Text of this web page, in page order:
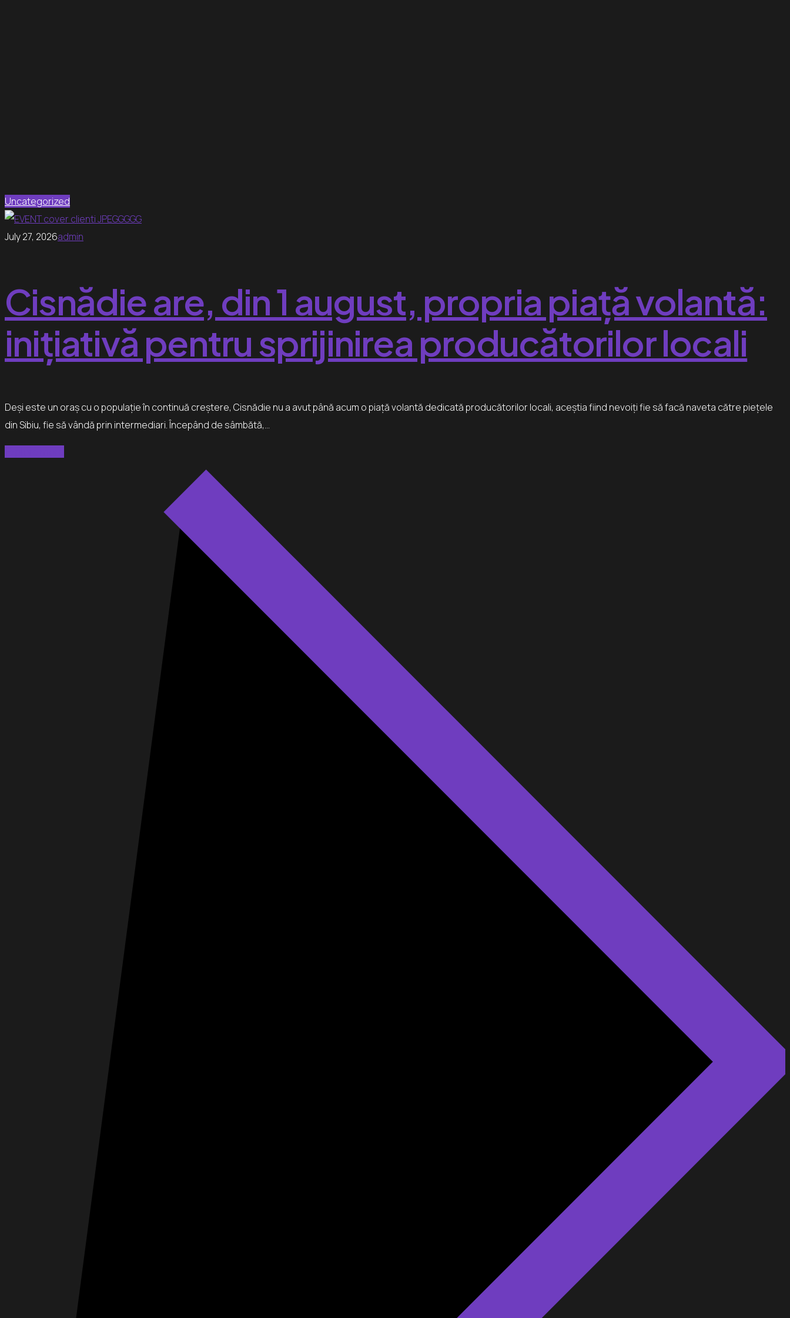
Uncategorized
July 27, 2026admin
Cisnădie are, din 1 august, propria piață volantă:
inițiativă pentru sprijinirea producătorilor locali
Deși este un oraș cu o populație în continuă creștere, Cisnădie nu a avut până acum o piață volantă dedicată producătorilor locali, aceștia fiind nevoiți fie să facă naveta către piețele
din Sibiu, fie să vândă prin intermediari. Începând de sâmbătă,…